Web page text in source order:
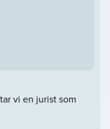
vi en jurist som